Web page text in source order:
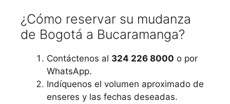
¿Cómo reservar su mudanza
de Bogotá a Bucaramanga?
Contáctenos al 324 226 8000 o por
WhatsApp.
Indíquenos el volumen aproximado de
enseres y las fechas deseadas.